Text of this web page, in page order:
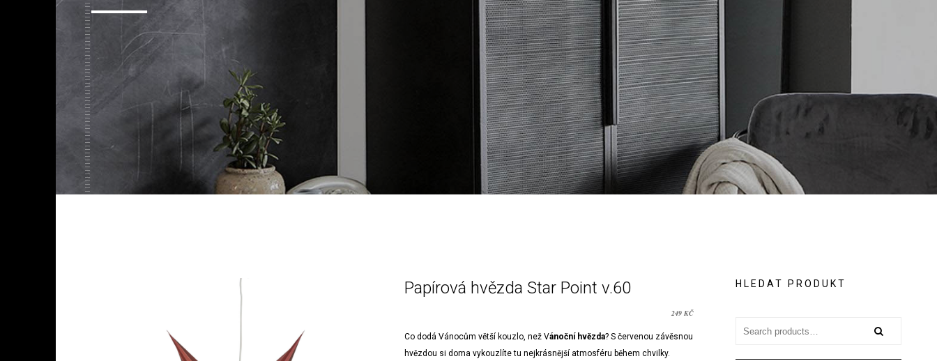
Papírová hvězda Star Point v.60
249KČ
Co dodá Vánocům větší kouzlo, než Vánoční hvězda? S červenou závěsnou
hvězdou si doma vykouzlíte tu nejkrásnější atmosféru během chvilky.
HLEDAT PRODUKT
for: